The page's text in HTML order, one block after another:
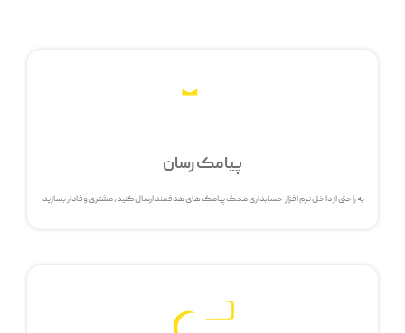
پیامک رسان
به راحتی از داخل نرم افزار حسابداری محک پیامک های هدفمند ارسال کنید، مشتری وفادار بسازید.